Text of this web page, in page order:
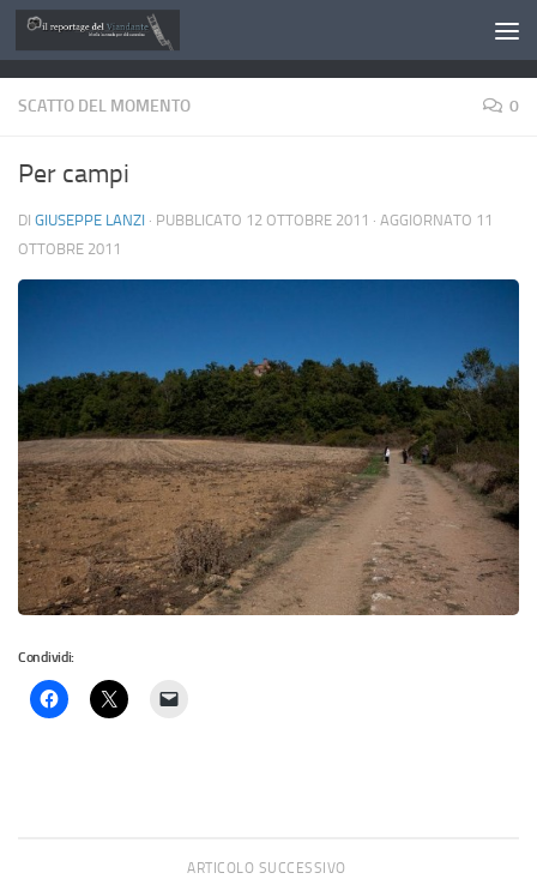
Salta al contenuto
SCATTO DEL MOMENTO 0
Per campi
DI GIUSEPPE LANZI · PUBBLICATO 12 OTTOBRE 2011 · AGGIORNATO 11
OTTOBRE 2011
Condividi:
ARTICOLO SUCCESSIVO